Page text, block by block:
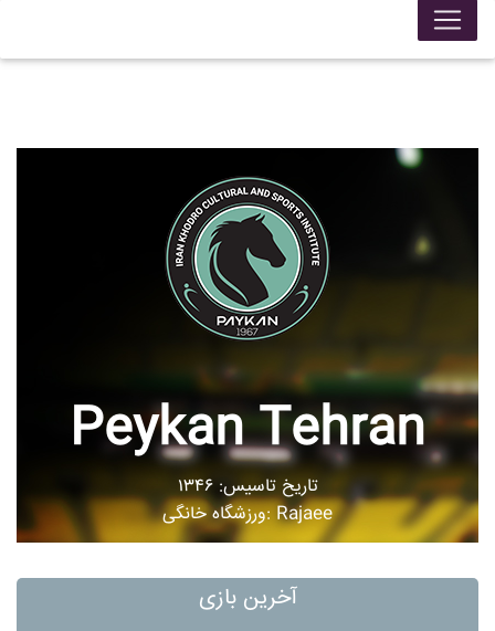
Peykan Tehran
تاریخ تاسیس: ۱۳۴۶
ورزشگاه خانگی: Rajaee
آخرین بازی